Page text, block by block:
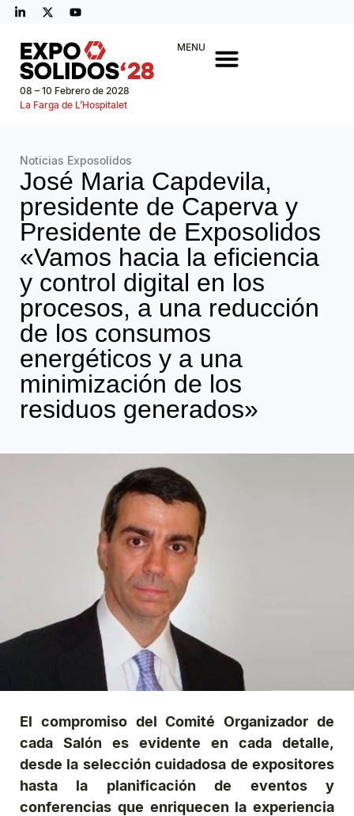
08 – 10 Febrero de 2028
La Farga de L’Hospitalet
MENU
Noticias Exposolidos
José Maria Capdevila,
presidente de Caperva y
Presidente de Exposolidos
«Vamos hacia la eficiencia
y control digital en los
procesos, a una reducción
de los consumos
energéticos y a una
minimización de los
residuos generados»
El compromiso del Comité Organizador de
cada Salón es evidente en cada detalle,
desde la selección cuidadosa de expositores
hasta la planificación de eventos y
conferencias que enriquecen la experiencia